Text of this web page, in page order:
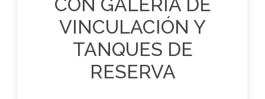
CON GALERÍA DE
VINCULACIÓN Y
TANQUES DE
RESERVA